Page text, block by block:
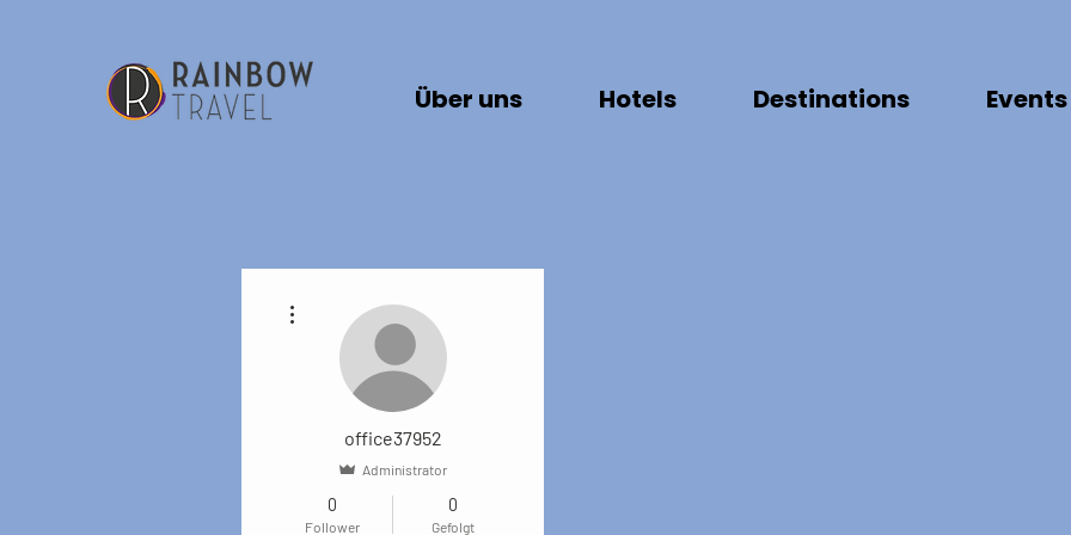
Über uns Hotels Destinations Events
office37952
Administrator
0
Follower
0
Gefolgt